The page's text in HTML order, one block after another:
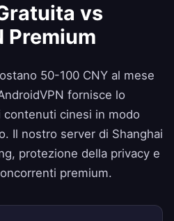
vs
Premium
50-100 CNY al mese
fornisce lo
cinesi in modo
Il nostro server di Shanghai
protezione della privacy e
premium.